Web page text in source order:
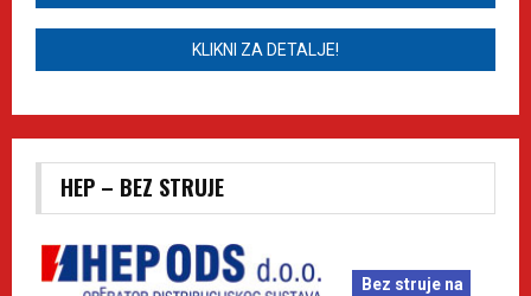
KLIKNI ZA DETALJE!
HEP – BEZ STRUJE
Bez struje na